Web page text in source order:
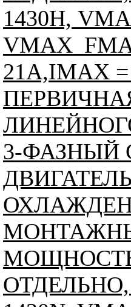
1430Н,
21A,IMAX
3-ФАЗНЫЙ
ОТДЕЛЬНО,